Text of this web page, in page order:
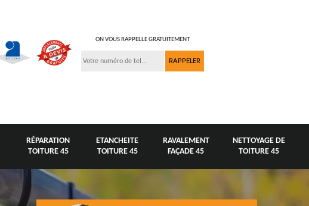
ON VOUS RAPPELLE GRATUITEMENT
RÉPARATION
TOITURE 45
ETANCHEITE
TOITURE 45
RAVALEMENT
FAÇADE 45
NETTOYAGE DE
TOITURE 45